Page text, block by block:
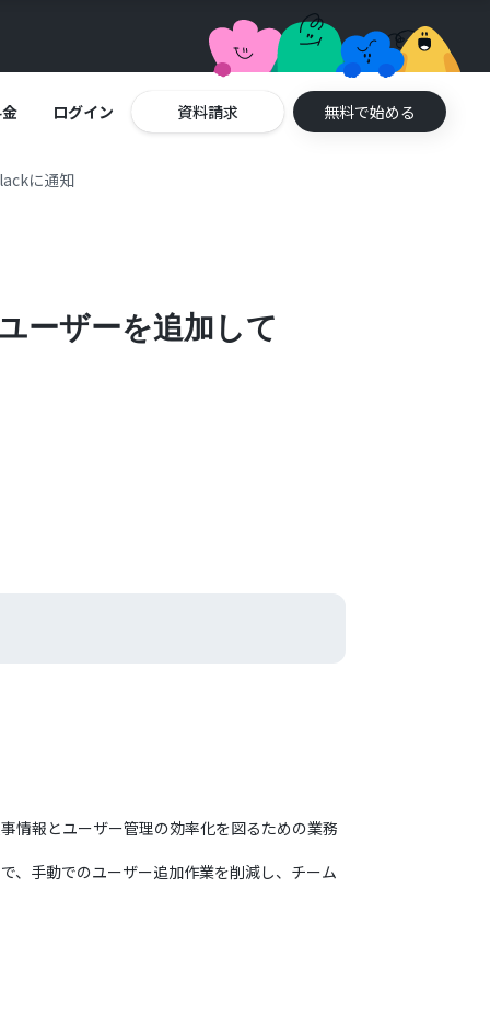
ログイン 資料請求 無料で始める
に通知
ーザーを追加して
報とユーザー管理の効率化を図るための業務
手動でのユーザー追加作業を削減し、チーム